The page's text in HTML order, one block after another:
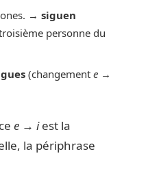
→ siguen
personne du
(changement e →
e → iest la
la périphrase